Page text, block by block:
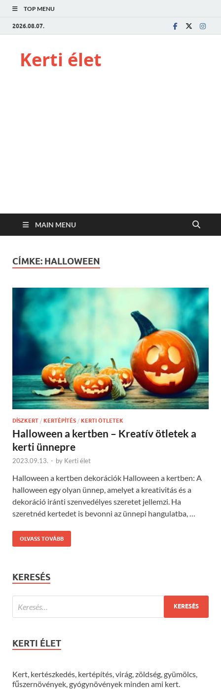
TOP MENU
2026.08.07.
Kerti élet
MAIN MENU
CÍMKE: HALLOWEEN
DÍSZKERT / KERTÉPÍTÉS / KERTI ÖTLETEK
Halloween a kertben – Kreatív ötletek a
kerti ünnepre
2023.09.13. - by Kerti élet
Halloween a kertben dekorációk Halloween a kertben: A
halloween egy olyan ünnep, amelyet a kreativitás és a
dekoráció iránti szenvedélyes szeretet jellemzi. Ha
szeretnéd kertedet is bevonni az ünnepi hangulatba, …
OLVASS TOVÁBB
KERESÉS
KERTI ÉLET
Kert, kertészkedés, kertépítés, virág, zöldség, gyümölcs,
fűszernövények, gyógynövények minden ami kert.